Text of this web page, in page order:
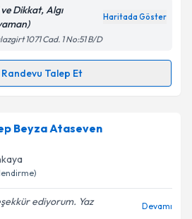
işlenmesine ilişkin
Aydınlatma
ve kişisel verilerimin belirtilen
kabul ediyorum.
Talebini Gönder
Dikkat, Algı
Haritada Göster
1071 Cad. 1 No:51 B/D
Randevu Talep Et
Talebi
için randevu takvimi
bu uzmandan randevu almanız
e-posta ile
Beyza Ataseven
ediyorum. Yaz
Devamı